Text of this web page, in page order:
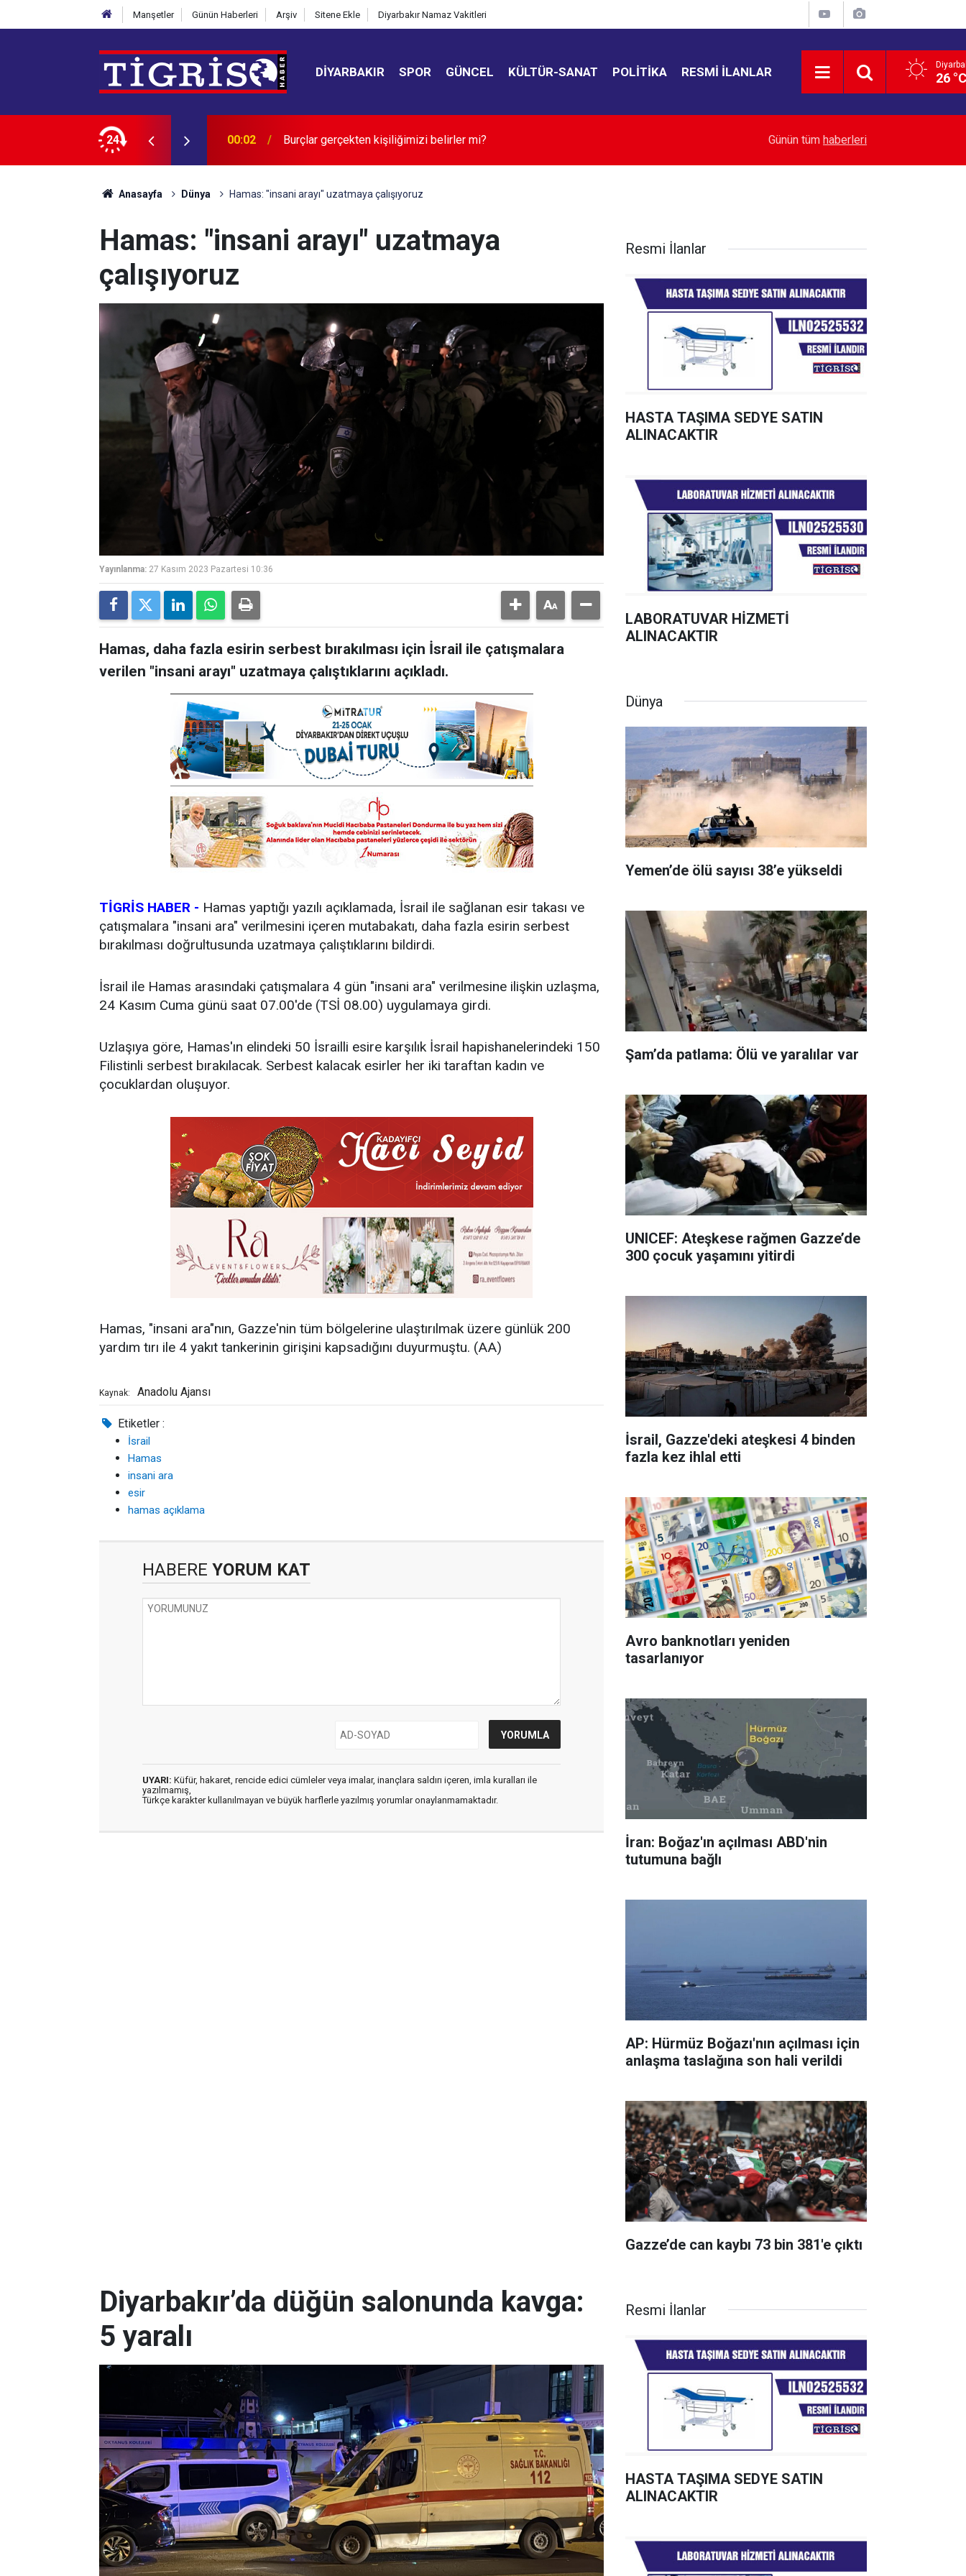
Manşetler Günün Haberleri Arşiv Sitene Ekle Diyarbakır Namaz Vakitleri
DIYARBAKIR SPOR GÜNCEL KÜLTÜR-SANAT POLITIKA RESMI İLANLAR 26
24 00:02 HASTA TAŞIMA SEDYE SATIN ALINACAKTIR Bir Oyuncu, Bir Tiyatro Emekçisi, Bir Diyarbakır
Günün tüm haberleri
Anasayfa Dünya Hamas: "insani arayı" uzatmaya çalışıyoruz
Hamas: "insani arayı" uzatmaya
çalışıyoruz
Yayınlanma: 27 Kasım 2023 Pazartesi 10:36
Hamas, daha fazla esirin serbest bırakılması için İsrail ile çatışmalara
verilen "insani arayı" uzatmaya çalıştıklarını açıkladı.
TİGRİS HABER - Hamas yaptığı yazılı açıklamada, İsrail ile sağlanan esir takası ve
çatışmalara "insani ara" verilmesini içeren mutabakatı, daha fazla esirin serbest
bırakılması doğrultusunda uzatmaya çalıştıklarını bildirdi.
İsrail ile Hamas arasındaki çatışmalara 4 gün "insani ara" verilmesine ilişkin uzlaşma,
24 Kasım Cuma günü saat 07.00'de (TSİ 08.00) uygulamaya girdi.
Uzlaşıya göre, Hamas'ın elindeki 50 İsrailli esire karşılık İsrail hapishanelerindeki 150
Filistinli serbest bırakılacak. Serbest kalacak esirler her iki taraftan kadın ve
çocuklardan oluşuyor.
Hamas, "insani ara"nın, Gazze'nin tüm bölgelerine ulaştırılmak üzere günlük 200
yardım tırı ile 4 yakıt tankerinin girişini kapsadığını duyurmuştu. (AA)
Kaynak: Anadolu Ajansı
Etiketler :
İsrail
Hamas
insani ara
esir
hamas açıklama
HABERE YORUM KAT
UYARI: Küfür, hakaret, rencide edici cümleler veya imalar, inançlara saldırı içeren, imla kuralları ile
yazılmamış,
Türkçe karakter kullanılmayan ve büyük harflerle yazılmış yorumlar onaylanmamaktadır.
Resmi İlanlar
HASTA TAŞIMA SEDYE SATIN
ALINACAKTIR
LABORATUVAR HİZMETİ
ALINACAKTIR
Dünya
Yemen’de ölü sayısı 38’e yükseldi
Şam’da patlama: Ölü ve yaralılar var
UNICEF: Ateşkese rağmen Gazze’de
300 çocuk yaşamını yitirdi
İsrail, Gazze'deki ateşkesi 4 binden
fazla kez ihlal etti
Avro banknotları yeniden
tasarlanıyor
İran: Boğaz'ın açılması ABD'nin
tutumuna bağlı
AP: Hürmüz Boğazı'nın açılması için
anlaşma taslağına son hali verildi
Gazze’de can kaybı 73 bin 381'e çıktı
Diyarbakır’da düğün salonunda kavga:
5 yaralı
Resmi İlanlar
HASTA TAŞIMA SEDYE SATIN
ALINACAKTIR